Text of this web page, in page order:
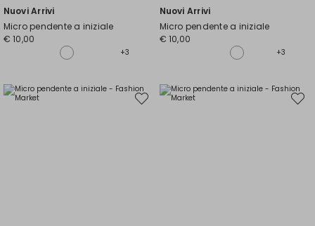
Nuovi Arrivi
Micro pendente a iniziale
€ 10,00
+3
Nuovi Arrivi
Micro pendente a iniziale
€ 10,00
+3
Sposta